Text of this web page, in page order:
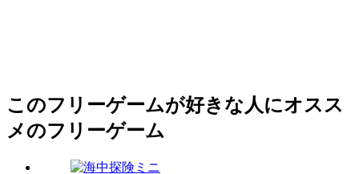
このフリーゲームが好きな人にオスス
メのフリーゲーム